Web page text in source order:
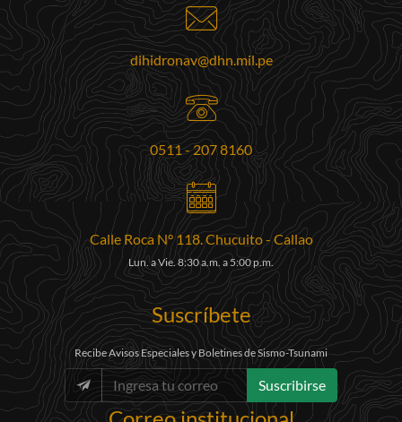
dihidronav@dhn.mil.pe
0511 - 207 8160
Calle Roca N° 118. Chucuito - Callao
Lun. a Vie. 8:30 a.m. a 5:00 p.m.
Suscríbete
Recibe Avisos Especiales y Boletines de Sismo-Tsunami
Suscribirse